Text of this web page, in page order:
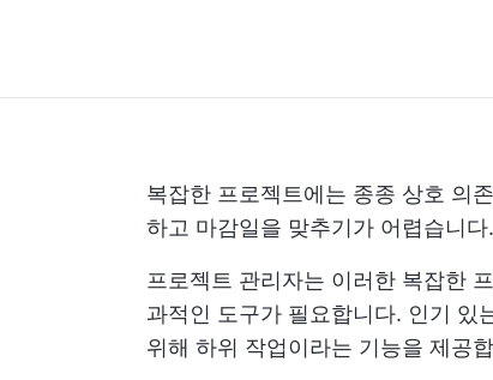
복잡한 프로젝트에는 종종 상호 의
하고 마감일을 맞추기가 어렵습니다.
프로젝트 관리자는 이러한 복잡한
과적인 도구가 필요합니다. 인기 있
위해 하위 작업이라는 기능을 제공